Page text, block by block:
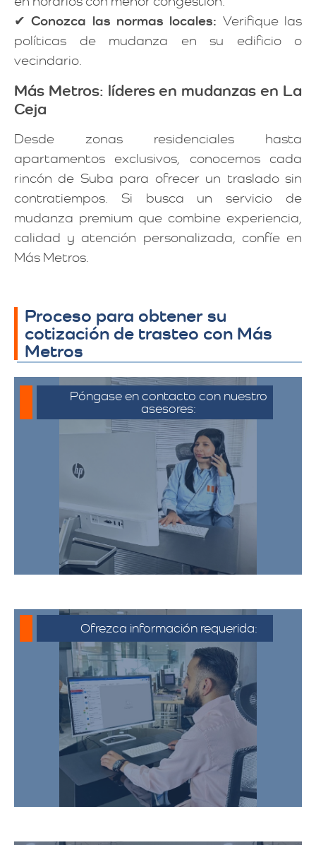
✔Conozca las normas locales: Verifique las
políticas de mudanza en su edificio o
vecindario.
Más Metros: líderes en mudanzas en La
Ceja
Desde zonas residenciales hasta
apartamentos exclusivos, conocemos cada
rincón de Suba para ofrecer un traslado sin
contratiempos. Si busca un servicio de
mudanza premium que combine experiencia,
calidad y atención personalizada, confíe en
Más Metros.
Proceso para obtener su
cotización de trasteo con Más
Metros
Póngase en contacto con nuestro
asesores:
Para iniciar el proceso de solicitud de
cotización, puede comunicarse a través
de whatsapp haciendo click en cotizar.​
Ofrezca información requerida:
Debe proporcionar información detallada
sobre la mudanza, incluyendo la dirección
de origen y destino, el tipo y cantidad de
pertenencias.​